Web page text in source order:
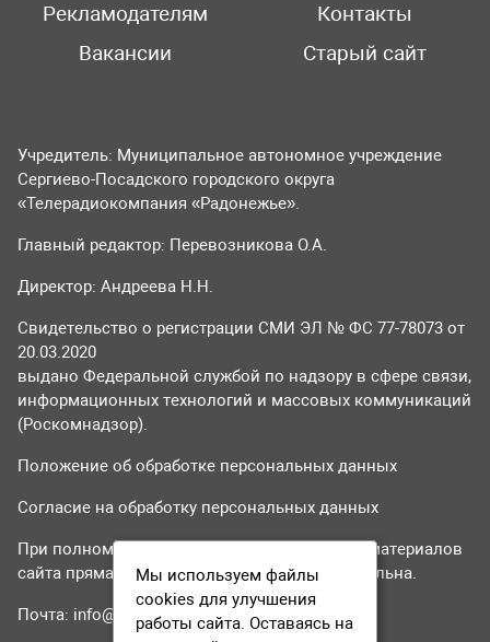
Рекламодателям
Контакты
Вакансии
Старый сайт
Учредитель: Муниципальное автономное учреждение
Сергиево-Посадского городского округа
«Телерадиокомпания «Радонежье».
Главный редактор: Перевозникова О.А.
Директор: Андреева Н.Н.
Свидетельство о регистрации СМИ ЭЛ № ФС 77-78073 от
20.03.2020
выдано Федеральной службой по надзору в сфере связи,
информационных технологий и массовых коммуникаций
(Роскомнадзор).
Положение об обработке персональных данных
Согласие на обработку персональных данных
При полном или частичном использовании материалов
сайта прямая гиперссылка на tvr24.tv обязательна.
Почта: info@tvr24.tv
Мы используем файлы
cookies для улучшения
работы сайта. Оставаясь на